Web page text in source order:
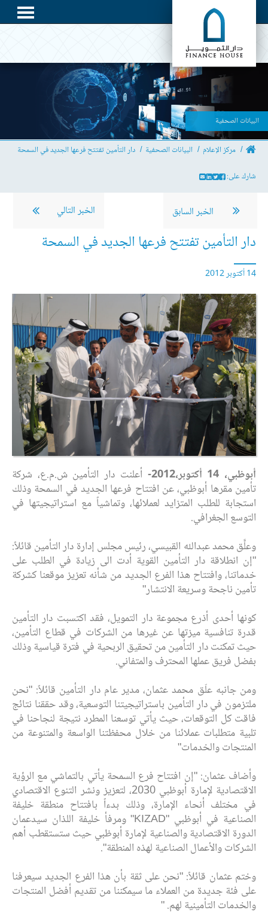
البيانات الصحفية
مركز الإعلام البيانات الصحفية
دار التأمين تفتتح فرعها الجديد في السمحة
شارك على:
الخبر السابق الخبر التالي
دار التأمين تفتتح فرعها الجديد في السمحة
14 أكتوبر 2012
أبوظبي، 14 أكتوبر،2012-
أعلنت دار التأمين ش.م.ع، شركة
تأمين مقرها أبوظبي، عن افتتاح فرعها الجديد في السمحة وذلك
استجابة للطلب المتزايد لعملائها، وتماشياً مع استراتيجيتها في
التوسع الجغرافي.
وعلَّق محمد عبدالله القبيسي، رئيس مجلس إدارة دار التأمين قائلاً:
"إن انطلاقة دار التأمين القوية أدت الى زيادة في الطلب على
خدماتنا، وافتتاح هذا الفرع الجديد من شأنه تعزيز موقعنا كشركة
تأمين ناجحة وسريعة الانتشار"
كونها أحدى أذرع مجموعة دار التمويل، فقد اكتسبت دار التأمين
قدرة تنافسية ميزتها عن غيرها من الشركات في قطاع التأمين،
حيث تمكنت دار التأمين من تحقيق الربحية في فترة قياسية وذلك
بفضل فريق عملها المحترف والمتفاني.
ومن جانبه علّق محمد عثمان، مدير عام دار التأمين قائلاً: "نحن
ملتزمون في دار التأمين باستراتيجيتنا التوسعية، وقد حققنا نتائج
فاقت كل التوقعات، حيث يأتي توسعنا المطرد نتيجة لنجاحنا في
تلبية متطلبات عملائنا من خلال محفظتنا الواسعة والمتنوعة من
المنتجات والخدمات"
وأضاف عثمان: "إن افتتاح فرع السمحة يأتي بالتماشي مع الرؤية
الاقتصادية لإمارة أبوظبي 2030، لتعزيز ونشر التنوع الاقتصادي
في مختلف أنحاء الإمارة، وذلك بدءاً بافتتاح منطقة خليفة
الصناعية في أبوظبي "KIZAD" ومرفأ خليفة اللذان سيدعمان
الدورة الاقتصادية والصناعية لإمارة أبوظبي حيث ستستقطب أهم
الشركات والأعمال الصناعية لهذه المنطقة".
وختم عثمان قائلاً: "نحن على ثقة بأن هذا الفرع الجديد سيعرفنا
على فئة جديدة من العملاء ما سيمكننا من تقديم أفضل المنتجات
والخدمات التأمينية لهم. "